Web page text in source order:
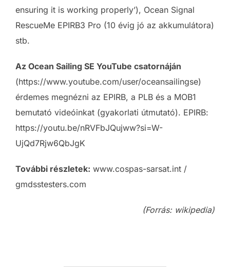
ensuring it is working properly’), Ocean Signal
RescueMe EPIRB3 Pro (10 évig jó az akkumulátora)
stb.
Az Ocean Sailing SE YouTube csatornáján
(https://www.youtube.com/user/oceansailingse)
érdemes megnézni az EPIRB, a PLB és a MOB1
bemutató videóinkat (gyakorlati útmutató). EPIRB:
https://youtu.be/nRVFbJQujww?si=W-
UjQd7Rjw6QbJgK
További részletek: www.cospas-sarsat.int /
gmdsstesters.com
(Forrás: wikipedia)